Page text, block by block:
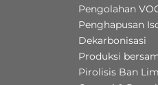
Pengolahan
Penghapusan
Dekarbonisasi
Produksi
Pirolisis Ban